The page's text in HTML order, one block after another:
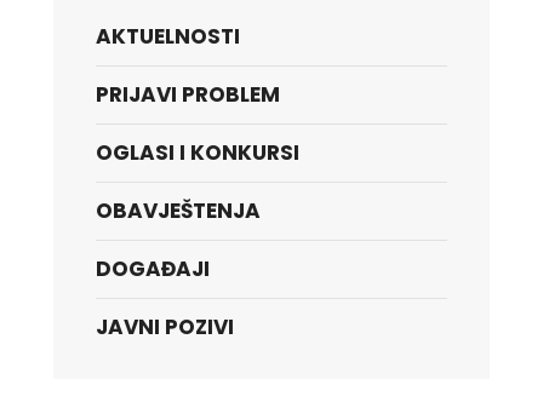
AKTUELNOSTI
PRIJAVI PROBLEM
OGLASI I KONKURSI
OBAVJEŠTENJA
DOGAĐAJI
JAVNI POZIVI